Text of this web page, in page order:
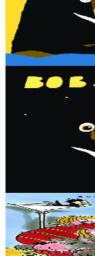
Bob en deus
Dougen bri d'ar
dastumad-mañ.
Er stok7,00 €
Sav-heol
Bob & Marley -
Aon en deus Bob
da chom dihun. Ha
gant fent ha
8 vloaz hag
Sav-heol
Brasañ sotoni